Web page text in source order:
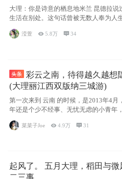
大理：你是诗意的栖息地米兰 昆德拉说
生活在别处。这句话曾被无数人奉为人
条，并
滢萱 5.8万 34
彩云之南，待得越久越想
(大理丽江西双版纳三城游)
第一次来到 云南 的时候，是2013年4月
年还是个少不经事、无忧无虑的小青年
菜菜子Joe 4.9万  31
起风了。 五月大理，稻田与微